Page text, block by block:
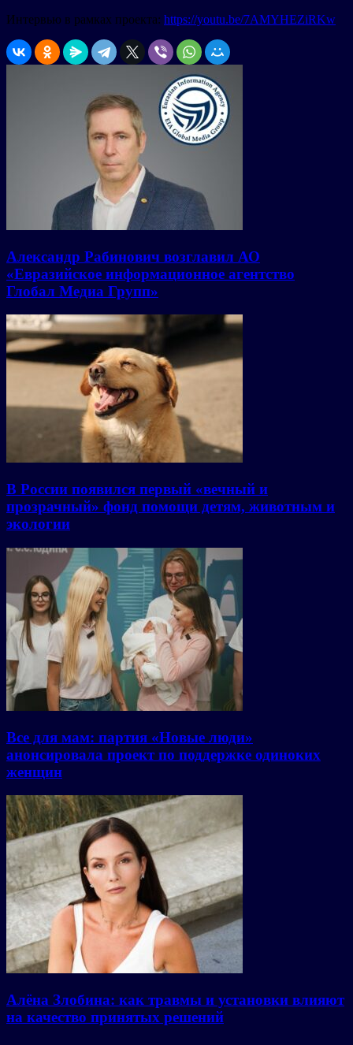
Интервью в рамках проекта: https://youtu.be/7AMYHEZiRKw
Александр Рабинович возглавил АО
«Евразийское информационное агентство
Глобал Медиа Групп»
В России появился первый «вечный и
прозрачный» фонд помощи детям, животным и
экологии
Все для мам: партия «Новые люди»
анонсировала проект по поддержке одиноких
женщин
Алёна Злобина: как травмы и установки влияют
на качество принятых решений